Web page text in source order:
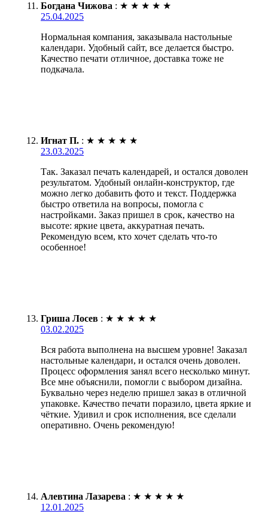
Богдана Чижова : ★ ★ ★ ★ ★
25.04.2025
Нормальная компания, заказывала настольные
календари. Удобный сайт, все делается быстро.
Качество печати отличное, доставка тоже не
подкачала.
Игнат П. : ★ ★ ★ ★ ★
23.03.2025
Так. Заказал печать календарей, и остался доволен
результатом. Удобный онлайн-конструктор, где
можно легко добавить фото и текст. Поддержка
быстро ответила на вопросы, помогла с
настройками. Заказ пришел в срок, качество на
высоте: яркие цвета, аккуратная печать.
Рекомендую всем, кто хочет сделать что-то
особенное!
Гриша Лосев : ★ ★ ★ ★ ★
03.02.2025
Вся работа выполнена на высшем уровне! Заказал
настольные календари, и остался очень доволен.
Процесс оформления занял всего несколько минут.
Все мне объяснили, помогли с выбором дизайна.
Буквально через неделю пришел заказ в отличной
упаковке. Качество печати поразило, цвета яркие и
чёткие. Удивил и срок исполнения, все сделали
оперативно. Очень рекомендую!
Алевтина Лазарева : ★ ★ ★ ★ ★
12.01.2025